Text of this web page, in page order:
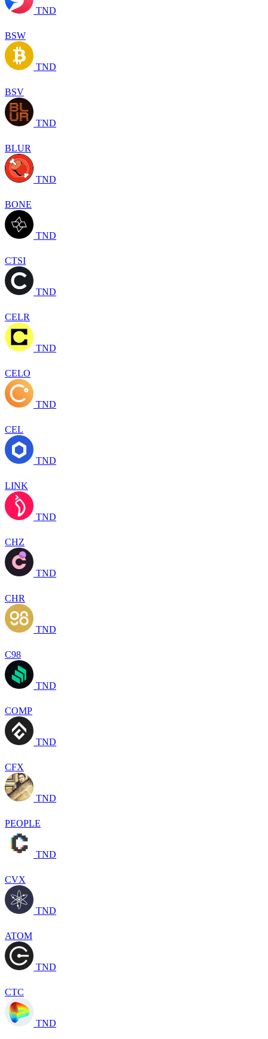
TND
BSW
TND
BSV
TND
BLUR
TND
BONE
TND
CTSI
TND
CELR
TND
CELO
TND
CEL
TND
LINK
TND
CHZ
TND
CHR
TND
C98
TND
COMP
TND
CFX
TND
PEOPLE
TND
CVX
TND
ATOM
TND
CTC
TND